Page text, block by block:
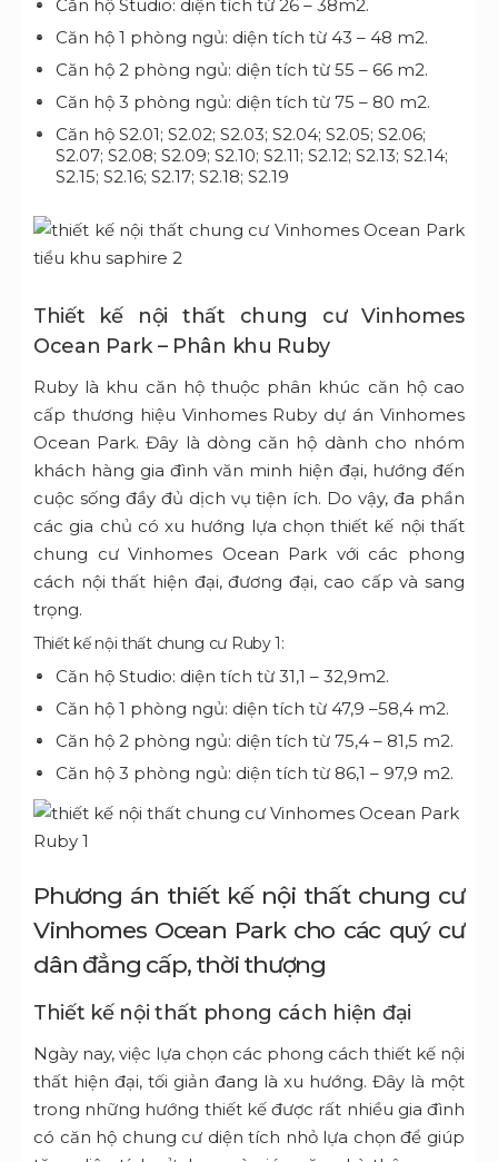
Căn hộ Studio: diện tích từ 26 – 38m2.
Căn hộ 1 phòng ngủ: diện tích từ 43 – 48 m2.
Căn hộ 2 phòng ngủ: diện tích từ 55 – 66 m2.
Căn hộ 3 phòng ngủ: diện tích từ 75 – 80 m2.
Căn hộ S2.01; S2.02; S2.03; S2.04; S2.05; S2.06;
S2.07; S2.08; S2.09; S2.10; S2.11; S2.12; S2.13; S2.14;
S2.15; S2.16; S2.17; S2.18; S2.19
Thiết kế nội thất chung cư Vinhomes
Ocean Park – Phân khu Ruby
Ruby là khu căn hộ thuộc phân khúc căn hộ cao
cấp thương hiệu Vinhomes Ruby dự án Vinhomes
Ocean Park. Đây là dòng căn hộ dành cho nhóm
khách hàng gia đình văn minh hiện đại, hướng đến
cuộc sống đầy đủ dịch vụ tiện ích. Do vậy, đa phần
các gia chủ có xu hướng lựa chọn thiết kế nội thất
chung cư Vinhomes Ocean Park với các phong
cách nội thất hiện đại, đương đại, cao cấp và sang
trọng.
Thiết kế nội thất chung cư Ruby 1:
Căn hộ Studio: diện tích từ 31,1 – 32,9m2.
Căn hộ 1 phòng ngủ: diện tích từ 47,9 –58,4 m2.
Căn hộ 2 phòng ngủ: diện tích từ 75,4 – 81,5 m2.
Căn hộ 3 phòng ngủ: diện tích từ 86,1 – 97,9 m2.
Phương án thiết kế nội thất chung cư
Vinhomes Ocean Park cho các quý cư
dân đẳng cấp, thời thượng
Thiết kế nội thất phong cách hiện đại
Ngày nay, việc lựa chọn các phong cách thiết kế nội
thất hiện đại, tối giản đang là xu hướng. Đây là một
trong những hướng thiết kế được rất nhiều gia đình
có căn hộ chung cư diện tích nhỏ lựa chọn để giúp